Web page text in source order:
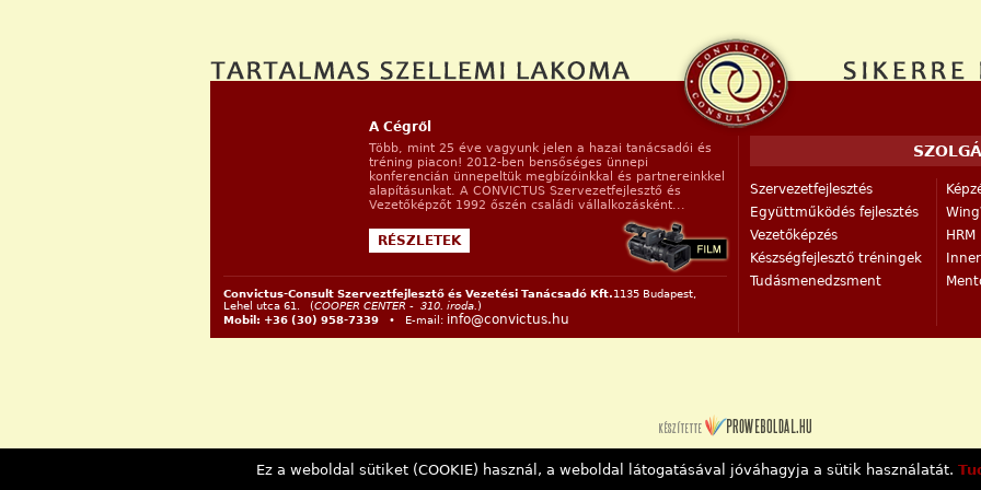
Ez a weboldal sütiket (COOKIE) használ, a weboldal látogatásával jóváhagyja a sütik használatát.
RÉSZLETEK
Convictus-Consult Szerveztfejlesztő és Vezetési Tanácsadó Kft.1135 Budapest,
Lehel utca 61. (COOPER CENTER - 310. iroda. )
Mobil: +36 (30) 958-7339 • E-mail: info@convictus.hu
Szervezetfejlesztés
Együttműködés fejlesztés
Vezetőképzés
Készségfejlesztő tréningek
Tudásmenedzsment
A Cégről
Több, mint 25 éve vagyunk jelen a hazai tanácsadói és
tréning piacon! 2012-ben bensőséges ünnepi
konferencián ünnepeltük megbízóinkkal és partnereinkkel
alapításunkat. A CONVICTUS Szervezetfejlesztő és
Vezetőképzőt 1992 őszén családi vállalkozásként...